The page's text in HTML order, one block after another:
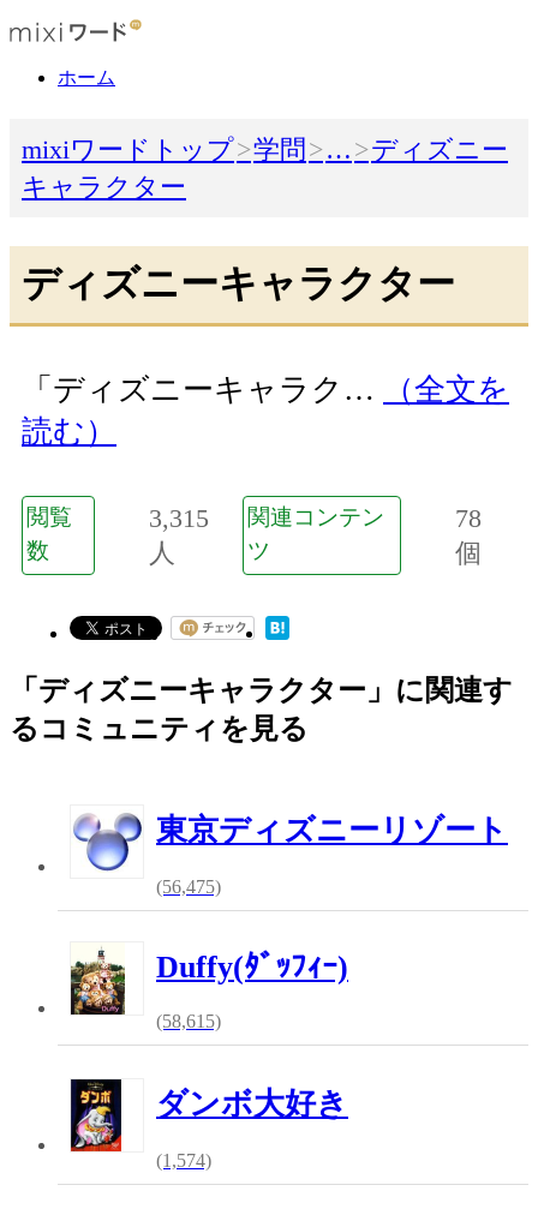
ホーム
mixiワードトップ 学問 …
ディズニー
キャラクター
ディズニーキャラクター
「ディズニーキャラク…
（全文を
読む）
閲覧
数
3,315
人
関連コンテン
ツ
78
個
「ディズニーキャラクター」に関連す
るコミュニティを見る
東京ディズニーリゾート
(56,475)
Duffy(ﾀﾞｯﾌｨｰ)
(58,615)
ダンボ大好き
(1,574)